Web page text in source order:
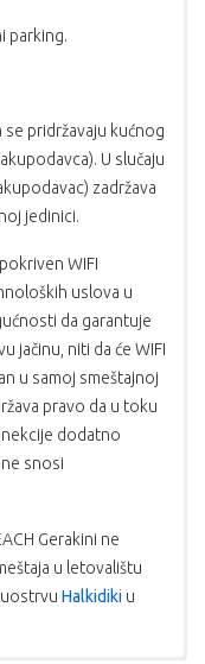
parking.
se pridržavaju kućnog
U slučaju
zadržava
jedinici.
WIFI
uslova u
da garantuje
jačinu, niti da će WIFI
u samoj smeštajnoj
pravo da u toku
dodatno
snosi
Gerakini ne
u letovalištu
Halkidiki u